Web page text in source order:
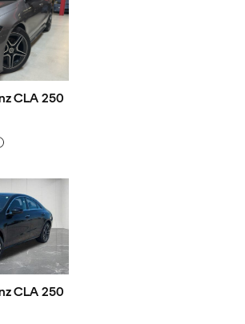
CLA 250
CLA 250